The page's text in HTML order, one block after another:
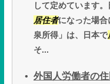
して定めています
居住者になった場
泉所得」は、日本で
そ...
外国人労働者の